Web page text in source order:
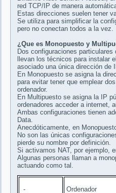
red TCP/IP de manera
Estas direcciones suelen tener
Se utiliza para simplificar la
pero no conectan todos a la vez.
¿Que es Monopuesto y
Dos configuraciones
llevan los técnicos para instalar
asociado una única dirección de
En Monopuesto se asigna la
para evitar tener que emplear
ordenador.
En Multipuesto se asigna la IP
ordenadores acceder a internet,
Ambas configuraciones tienen
Data.
Anecdóticamente, en
No son las únicas
pierde su nombre por definición.
Si activamos NAT, por ejemplo,
Algunas personas llaman a
actuando como tal.
- Ordenador